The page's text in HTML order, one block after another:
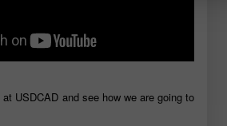
USDCAD and see how we are going to